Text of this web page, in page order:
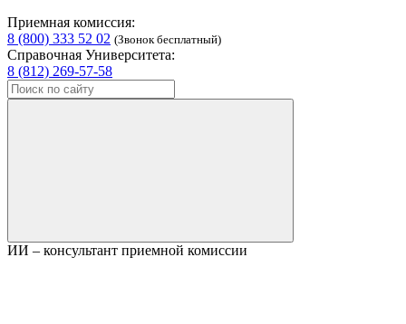
Приемная комиссия:
8 (800) 333 52 02 (Звонок бесплатный)
Справочная Университета:
8 (812) 269-57-58
ИИ – консультант приемной комиссии